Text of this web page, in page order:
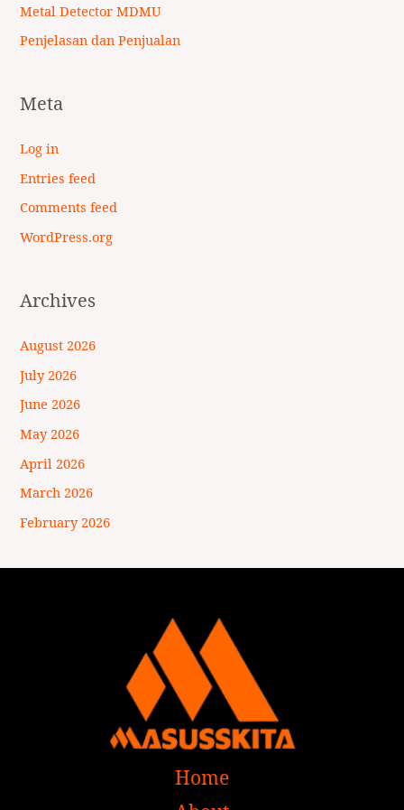
Metal Detector MDMU
Penjelasan dan Penjualan
Meta
Log in
Entries feed
Comments feed
WordPress.org
Archives
August 2026
July 2026
June 2026
May 2026
April 2026
March 2026
February 2026
Home